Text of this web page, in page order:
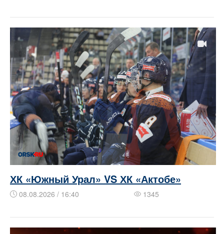
ХК «Южный Урал» VS ХК «Актобе»
08.08.2026 / 16:40 1345